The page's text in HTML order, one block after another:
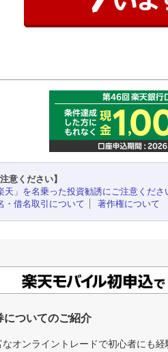
注意ください】
天」を名乗った投資勧誘にご注意くださ
・借名取引について
著作権について
についてのご紹介
オンライントレードで初心者にも